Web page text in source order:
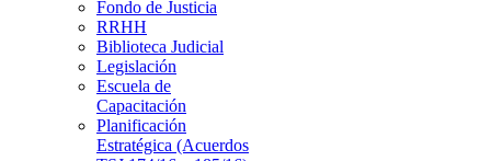
Fondo de Justicia
RRHH
Biblioteca Judicial
Legislación
Escuela de
Capacitación
Planificación
Estratégica (Acuerdos